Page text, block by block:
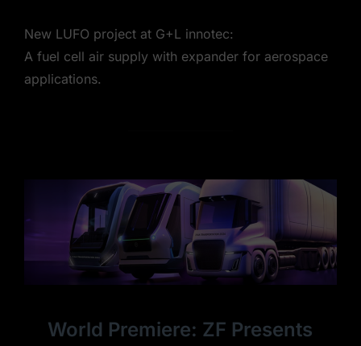
New LUFO project at G+L innotec:
A fuel cell air supply with expander for aerospace
applications.
World Premiere: ZF Presents